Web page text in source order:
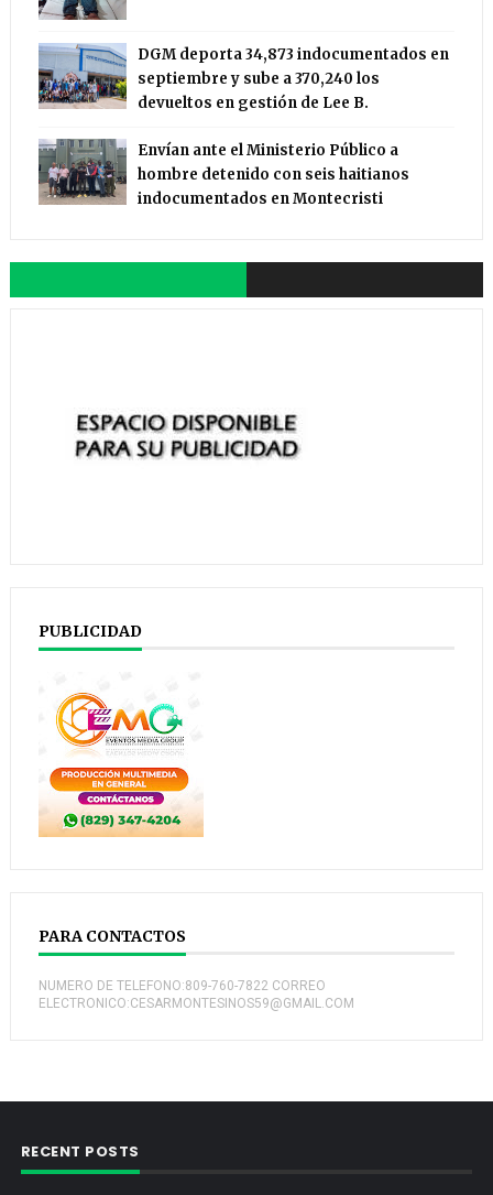
DGM deporta 34,873 indocumentados en
septiembre y sube a 370,240 los
devueltos en gestión de Lee B.
Envían ante el Ministerio Público a
hombre detenido con seis haitianos
indocumentados en Montecristi
PUBLICIDAD
PARA CONTACTOS
NUMERO DE TELEFONO:809-760-7822 CORREO
ELECTRONICO:CESARMONTESINOS59@GMAIL.COM
RECENT POSTS